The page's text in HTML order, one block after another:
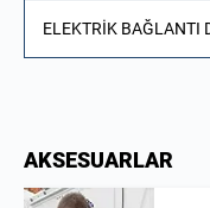
ELEKTRIK BAĞLANTI
AKSESUARLAR